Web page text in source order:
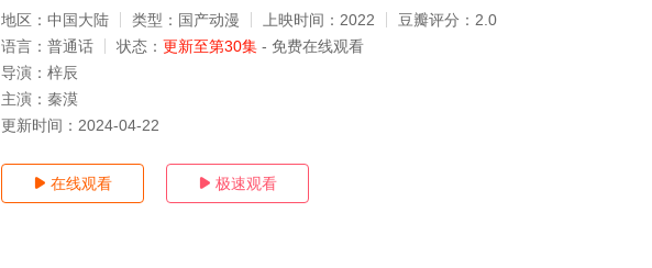
地区： 中国大陆 类型： 国产动漫 上映时间： 2022 豆瓣评分： 2.0
语言： 普通话 状态： 更新至第30集 - 免费在线观看
导演： 梓辰
主演： 秦漠
更新时间： 2024-04-22
 在线观看  极速观看